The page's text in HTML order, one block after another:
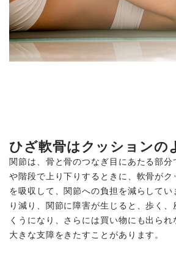
ひざ軟骨はクッションの
関節は、骨と骨のつなぎ目にあたる部分
や階段で上り下りするときに、軟骨が
を吸収して、関節への負担を減らして
り減り、関節に障害が生じると、歩く
くうになり、さらには買い物にも出ら
大きな支障をきたすことがあります。